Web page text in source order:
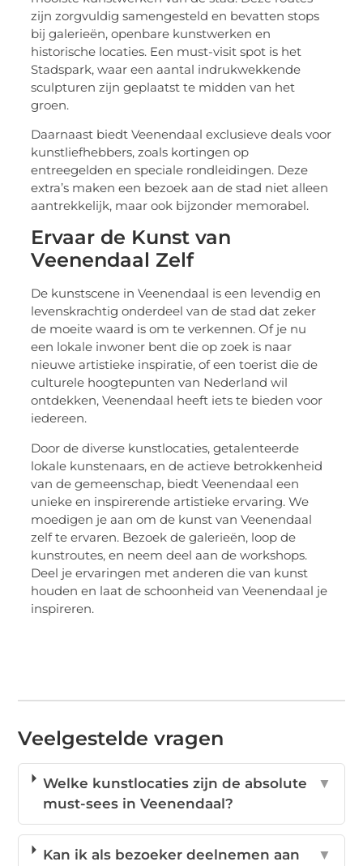
zijn zorgvuldig samengesteld en bevatten stops
bij galerieën, openbare kunstwerken en
historische locaties. Een must-visit spot is het
Stadspark, waar een aantal indrukwekkende
sculpturen zijn geplaatst te midden van het
groen.
Daarnaast biedt Veenendaal exclusieve deals voor
kunstliefhebbers, zoals kortingen op
entreegelden en speciale rondleidingen. Deze
extra’s maken een bezoek aan de stad niet alleen
aantrekkelijk, maar ook bijzonder memorabel.
Ervaar de Kunst van
Veenendaal Zelf
De kunstscene in Veenendaal is een levendig en
levenskrachtig onderdeel van de stad dat zeker
de moeite waard is om te verkennen. Of je nu
een lokale inwoner bent die op zoek is naar
nieuwe artistieke inspiratie, of een toerist die de
culturele hoogtepunten van Nederland wil
ontdekken, Veenendaal heeft iets te bieden voor
iedereen.
Door de diverse kunstlocaties, getalenteerde
lokale kunstenaars, en de actieve betrokkenheid
van de gemeenschap, biedt Veenendaal een
unieke en inspirerende artistieke ervaring. We
moedigen je aan om de kunst van Veenendaal
zelf te ervaren. Bezoek de galerieën, loop de
kunstroutes, en neem deel aan de workshops.
Deel je ervaringen met anderen die van kunst
houden en laat de schoonheid van Veenendaal je
inspireren.
Veelgestelde vragen
Welke kunstlocaties zijn de absolute
must-sees in Veenendaal?
▼
Kan ik als bezoeker deelnemen aan
▼